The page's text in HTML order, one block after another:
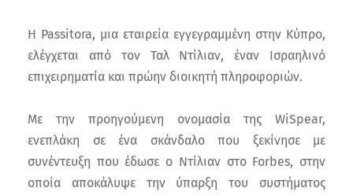
Η Passitora, μια εταιρεία εγγεγραμμένη στην Κύπρο,
ελέγχεται από τον Ταλ Ντίλιαν, έναν Ισραηλινό
επιχειρηματία και πρώην διοικητή πληροφοριών.
Με την προηγούμενη ονομασία της WiSpear,
ενεπλάκη σε ένα σκάνδαλο που ξεκίνησε με
συνέντευξη που έδωσε ο Ντίλιαν στο Forbes, στην
οποία αποκάλυψε την ύπαρξη του συστήματος